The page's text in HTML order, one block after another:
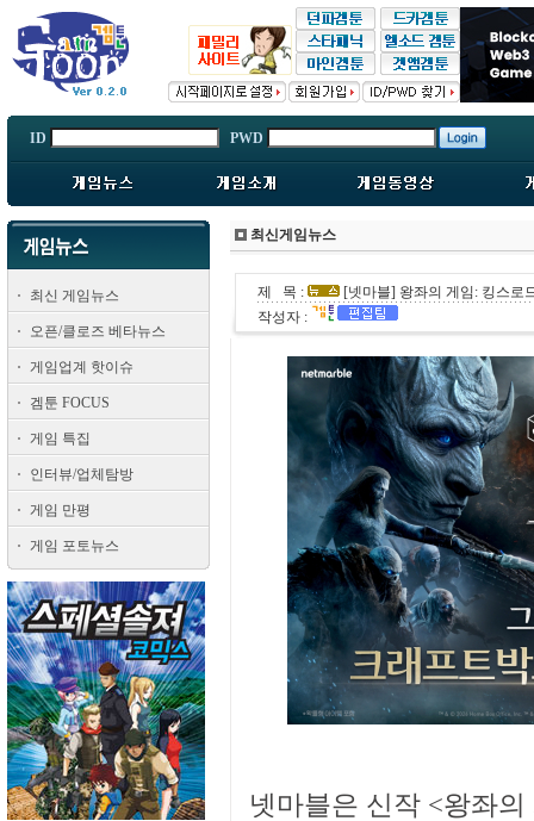
ID PWD
최신 게임뉴스
오픈/클로즈 베타뉴스
게임업계 핫이슈
겜툰 FOCUS
게임 특집
인터뷰/업체탐방
게임 만평
게임 포토뉴스
최신게임뉴스
제 목 :
[넷마블] 왕좌의 게임: 킹스로
작성자 :
넷마블은 신작 <왕좌